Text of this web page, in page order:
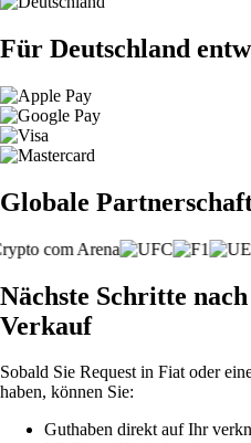
Für Deutschland
Globale
Nächste Schritte
Verkauf
Sobald Sie Request in Fiat oder
haben, können Sie:
Guthaben direkt auf Ihr